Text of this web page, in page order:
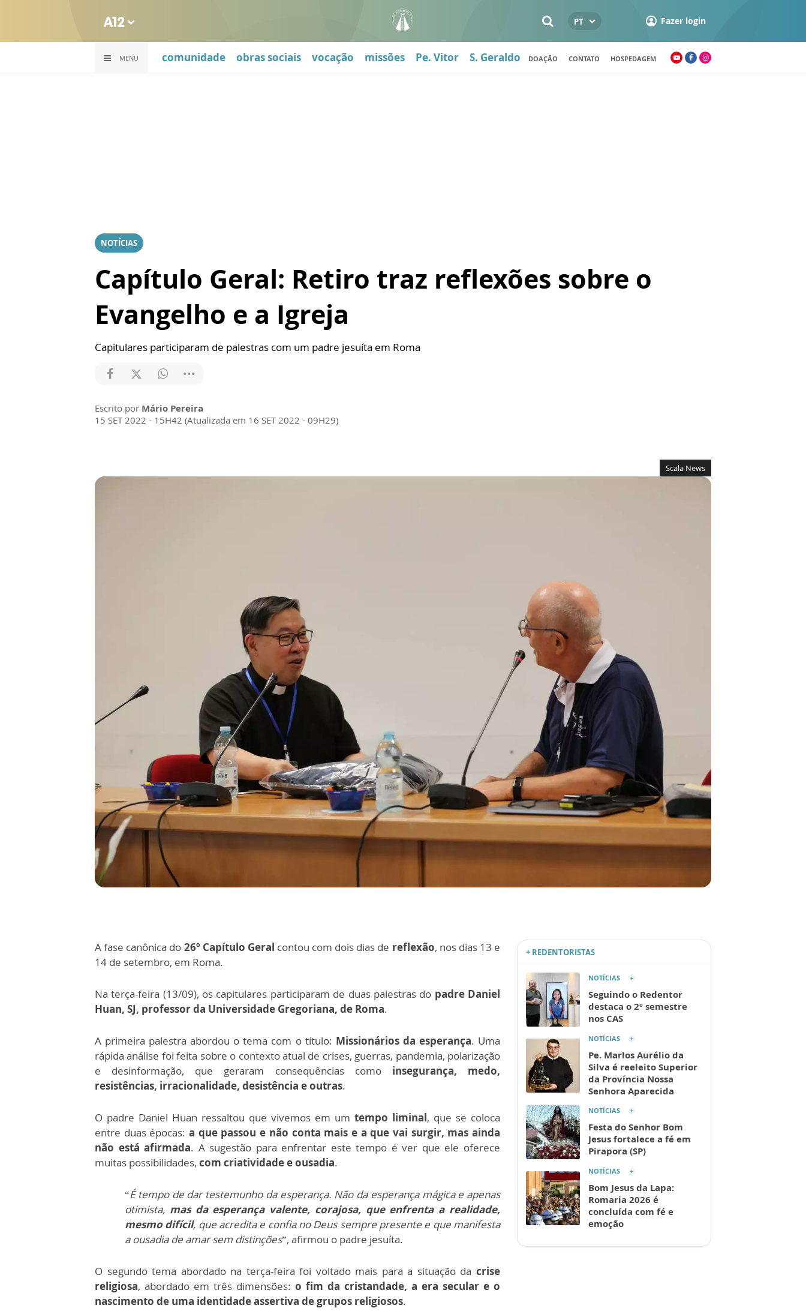
PT Fazer login
MENU comunidade obras sociais vocação missões Pe. Vitor S. Geraldo DOAÇÃO CONTATO HOSPEDAGEM
NOTÍCIAS
Capítulo Geral: Retiro traz reflexões sobre o
Evangelho e a Igreja
Capitulares participaram de palestras com um padre jesuíta em Roma
Escrito por Mário Pereira
15 SET 2022 - 15H42 (Atualizada em 16 SET 2022 - 09H29)
Scala News
A fase canônica do 26º Capítulo Geral contou com dois dias de reflexão, nos dias 13 e
14 de setembro, em Roma.
Na terça-feira (13/09), os capitulares participaram de duas palestras do padre Daniel
Huan, SJ, professor da Universidade Gregoriana, de Roma.
A primeira palestra abordou o tema com o título: Missionários da esperança. Uma
rápida análise foi feita sobre o contexto atual de crises, guerras, pandemia, polarização
e desinformação, que geraram consequências como insegurança, medo,
resistências, irracionalidade, desistência e outras.
O padre Daniel Huan ressaltou que vivemos em um tempo liminal, que se coloca
entre duas épocas: a que passou e não conta mais e a que vai surgir, mas ainda
não está afirmada. A sugestão para enfrentar este tempo é ver que ele oferece
muitas possibilidades, com criatividade e ousadia.
“É tempo de dar testemunho da esperança. Não da esperança mágica e apenas
otimista, mas da esperança valente, corajosa, que enfrenta a realidade,
mesmo difícil, que acredita e confia no Deus sempre presente e que manifesta
a ousadia de amar sem distinções”, afirmou o padre jesuíta.
O segundo tema abordado na terça-feira foi voltado mais para a situação da crise
religiosa, abordado em três dimensões: o fim da cristandade, a era secular e o
nascimento de uma identidade assertiva de grupos religiosos.
+ REDENTORISTAS
NOTÍCIAS
Seguindo o Redentor
destaca o 2º semestre
nos CAS
NOTÍCIAS
Pe. Marlos Aurélio da
Silva é reeleito Superior
da Província Nossa
Senhora Aparecida
NOTÍCIAS
Festa do Senhor Bom
Jesus fortalece a fé em
Pirapora (SP)
NOTÍCIAS
Bom Jesus da Lapa:
Romaria 2026 é
concluída com fé e
emoção